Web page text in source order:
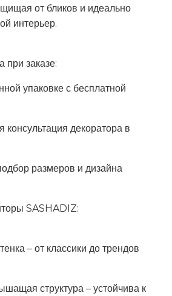
от бликов и идеально
интерьер.
заказе:
упаковке с бесплатной
консультация декоратора в
размеров и дизайна
SASHADIZ:
– от классики до трендов
структура – устойчива к